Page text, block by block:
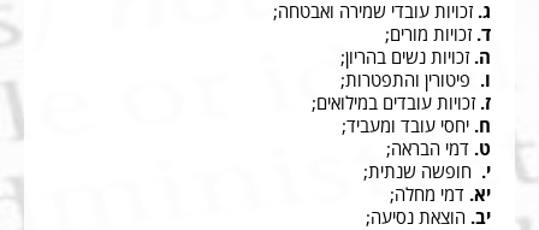
ג. זכויות עובדי שמירה ואבטחה;
ד. זכויות מורים;
ה.זכויות נשים בהריון;
ו.
פיטורין והתפטרות;
ז. זכויות עובדים במילואים;
ח. יחסי עובד ומעביד;
ט. דמי הבראה;
י. חופשה שנתית;
יא. דמי מחלה;
יב. הוצאת נסיעה;